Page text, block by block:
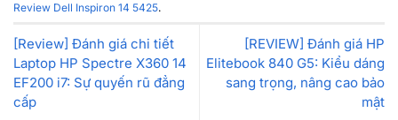
Review Dell Inspiron 14 5425.
[Review] Đánh giá chi tiết
Laptop HP Spectre X360 14
EF200 i7: Sự quyến rũ đẳng
cấp
[REVIEW] Đánh giá HP
Elitebook 840 G5: Kiểu dáng
sang trọng, nâng cao bảo
mật